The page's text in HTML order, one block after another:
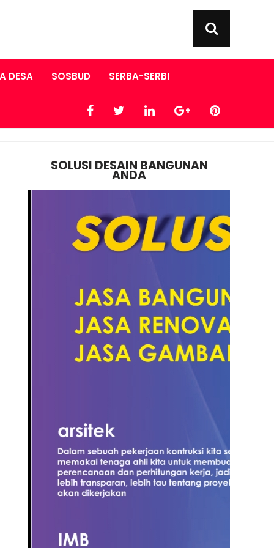
DESA SOSBUD SERBA-SERBI
SOLUSI DESAIN BANGUNAN
ANDA